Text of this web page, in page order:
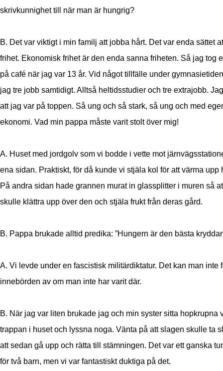
skrivkunnighet till när man är hungrig?
B. Det var viktigt i min familj att jobba hårt. Det var enda sättet
frihet. Ekonomisk frihet är den enda sanna friheten. Så jag tog
på café när jag var 13 år. Vid något tillfälle under
jag tre jobb samtidigt. Alltså heltidsstudier och tre extrajobb.
att jag var på toppen. Så ung och så stark, så ung och med
ekonomi. Vad min pappa måste varit stolt över mig!
A. Huset med jordgolv som vi bodde i vette mot
ena sidan. Praktiskt, för då kunde vi stjäla kol för att värma upp
På andra sidan hade grannen murat in glassplitter i muren så
skulle klättra upp över den och stjäla frukt från deras gård.
B. Pappa brukade alltid predika: ”Hungern är den bästa
A. Vi levde under en fascistisk militärdiktatur. Det kan man inte
innebörden av om man inte har varit där.
B. När jag var liten brukade jag och min syster sitta hopkrupna
trappan i huset och lyssna noga. Vänta på att slagen skulle ta
att sedan gå upp och rätta till stämningen. Det var ett ganska
för två barn, men vi var fantastiskt duktiga på det.